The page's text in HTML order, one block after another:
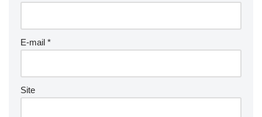
E-mail *
Site